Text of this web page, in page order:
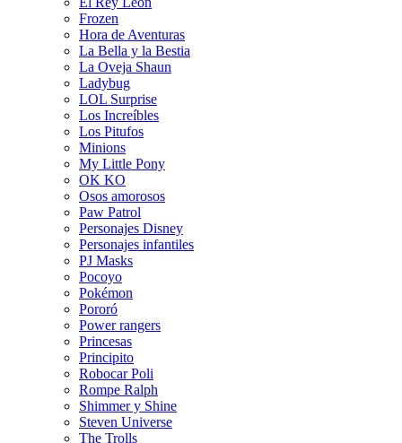
Frozen
Hora de Aventuras
La Bella y la Bestia
La Oveja Shaun
Ladybug
LOL Surprise
Los Increíbles
Los Pitufos
Minions
My Little Pony
OK KO
Osos amorosos
Paw Patrol
Personajes Disney
Personajes infantiles
PJ Masks
Pocoyo
Pokémon
Pororó
Power rangers
Princesas
Principito
Robocar Poli
Rompe Ralph
Shimmer y Shine
Steven Universe
The Trolls